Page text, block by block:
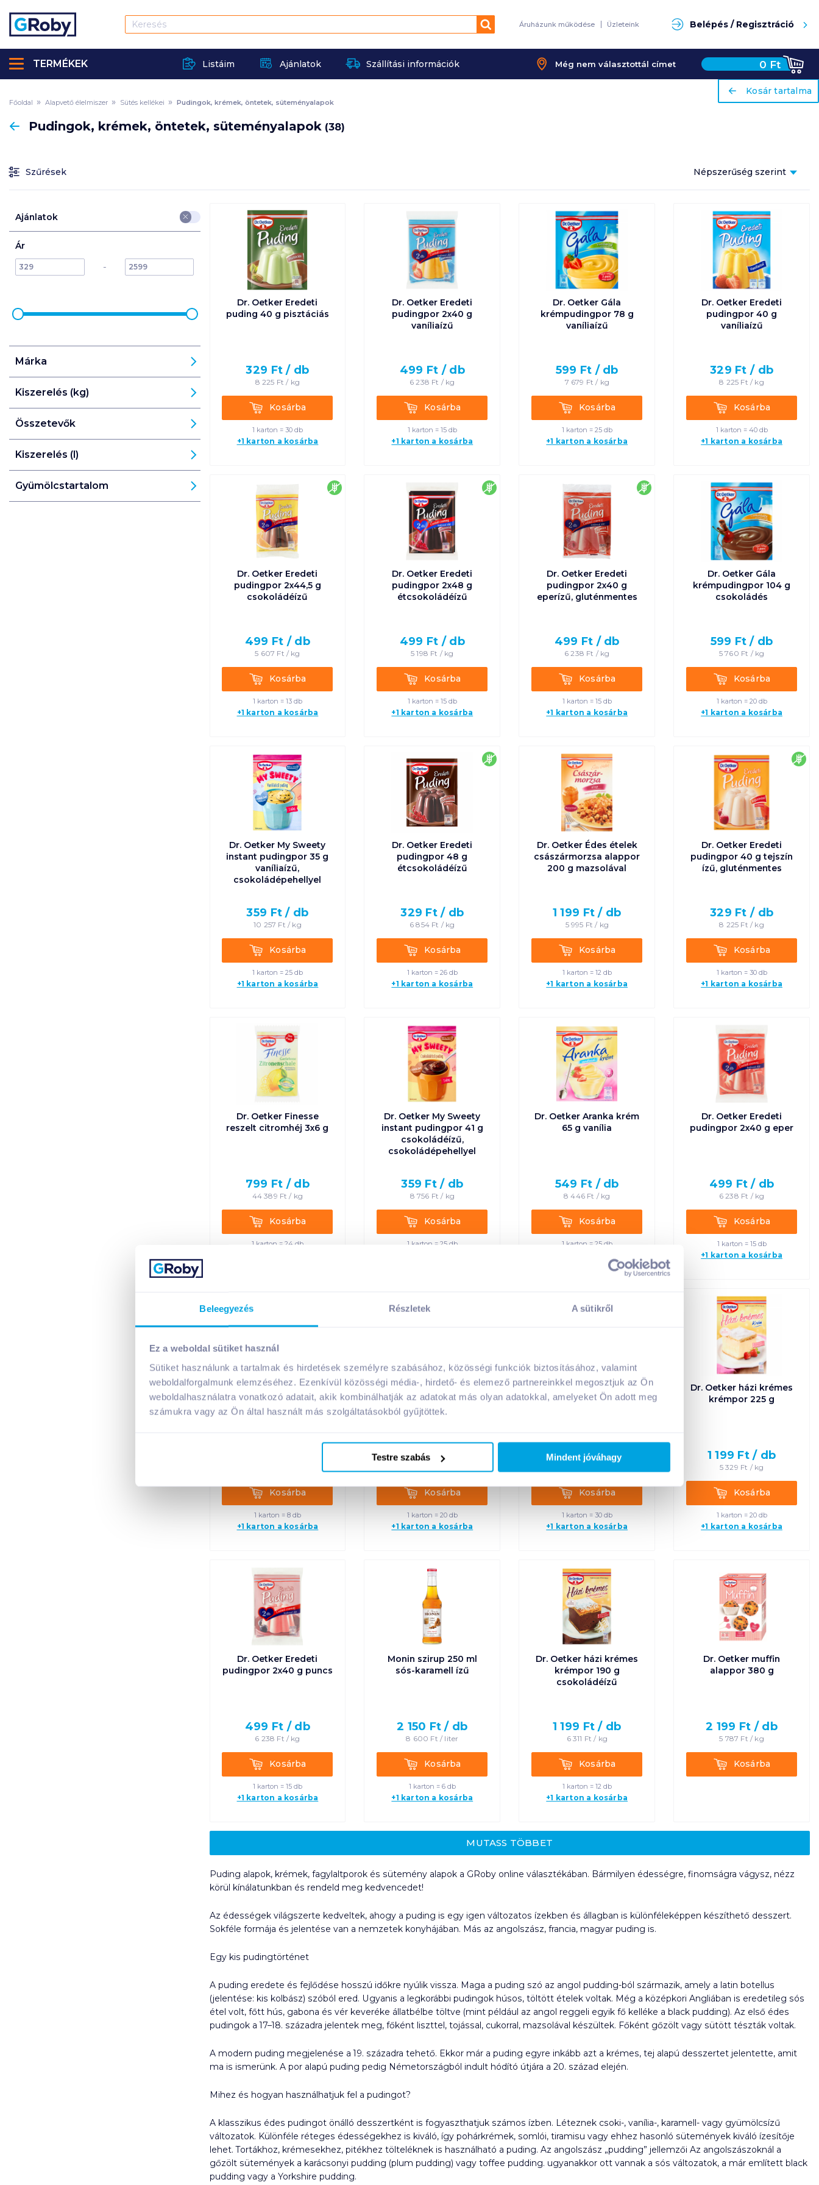
Beleegyezés Részletek A sütikről
Ez a weboldal sütiket használ
Sütiket használunk a tartalmak és hirdetések személyre szabásához, közösségi funkciók biztosításához, valamint
weboldalforgalmunk elemzéséhez. Ezenkívül közösségi média-, hirdető- és elemező partnereinkkel megosztjuk az Ön
weboldalhasználatra vonatkozó adatait, akik kombinálhatják az adatokat más olyan adatokkal, amelyeket Ön adott meg
számukra vagy az Ön által használt más szolgáltatásokból gyűjtöttek.
Testre szabás Mindent jóváhagy
Keresés Áruházunk működése Üzleteink Belépés / Regisztráció
Listáim Ajánlatok Szállítási információk Még nem választottál címet 0 Ft
TERMÉKEK
ariaLabel
Kosár tartalma
A kosarad jelenleg üres.
Adj hozzá termékeket!
Főoldal Alapvető élelmiszer Sütés kellékei Pudingok, krémek, öntetek, süteményalapok
VisszaPudingok, krémek, öntetek, süteményalapok (38)
Szűrések Népszerűség szerint
Ár szerint növekvő
Ár szerint csökkenő
növekvő
Termék neve A-Z
Termék neve Z-A
Ajánlatok
Ár
min max
- max
Márka
Kiszerelés (kg)
Összetevők
Kiszerelés (l)
Gyümölcstartalom
Dr. Oetker Eredeti
puding 40 g pisztáciás
329 Ft / db
8 225 Ft / kg
KosárbaKosárba
1 karton = 30 db
+1 karton a kosárba
Dr. Oetker Eredeti
pudingpor 2x40 g
vaníliaízű
499 Ft / db
6 238 Ft / kg
KosárbaKosárba
1 karton = 15 db
+1 karton a kosárba
Dr. Oetker Gála
krémpudingpor 78 g
vaníliaízű
599 Ft / db
7 679 Ft / kg
KosárbaKosárba
1 karton = 25 db
+1 karton a kosárba
Dr. Oetker Eredeti
pudingpor 40 g
vaníliaízű
329 Ft / db
8 225 Ft / kg
KosárbaKosárba
1 karton = 40 db
+1 karton a kosárba
gluténmentes
Dr. Oetker Eredeti
pudingpor 2x44,5 g
csokoládéízű
499 Ft / db
5 607 Ft / kg
KosárbaKosárba
1 karton = 13 db
+1 karton a kosárba
gluténmentes
Dr. Oetker Eredeti
pudingpor 2x48 g
étcsokoládéízű
499 Ft / db
5 198 Ft / kg
KosárbaKosárba
1 karton = 15 db
+1 karton a kosárba
gluténmentes
Dr. Oetker Eredeti
pudingpor 2x40 g
eperízű, gluténmentes
499 Ft / db
6 238 Ft / kg
KosárbaKosárba
1 karton = 15 db
+1 karton a kosárba
Dr. Oetker Gála
krémpudingpor 104 g
csokoládés
599 Ft / db
5 760 Ft / kg
KosárbaKosárba
1 karton = 20 db
+1 karton a kosárba
Dr. Oetker My Sweety
instant pudingpor 35 g
vaníliaízű,
csokoládépehellyel
359 Ft / db
10 257 Ft / kg
KosárbaKosárba
1 karton = 25 db
+1 karton a kosárba
gluténmentes
Dr. Oetker Eredeti
pudingpor 48 g
étcsokoládéízű
329 Ft / db
6 854 Ft / kg
KosárbaKosárba
1 karton = 26 db
+1 karton a kosárba
Dr. Oetker Édes ételek
császármorzsa alappor
200 g mazsolával
1 199 Ft / db
5 995 Ft / kg
KosárbaKosárba
1 karton = 12 db
+1 karton a kosárba
Dr. Oetker Eredeti
pudingpor 40 g tejszín
ízű, gluténmentes
329 Ft / db
8 225 Ft / kg
KosárbaKosárba
1 karton = 30 db
+1 karton a kosárba
Dr. Oetker Finesse
reszelt citromhéj 3x6 g
799 Ft / db
44 389 Ft / kg
KosárbaKosárba
1 karton = 24 db
Dr. Oetker My Sweety
instant pudingpor 41 g
csokoládéízű,
csokoládépehellyel
359 Ft / db
8 756 Ft / kg
KosárbaKosárba
1 karton = 25 db
Dr. Oetker Aranka krém
65 g vanília
549 Ft / db
8 446Ft / kg
KosárbaKosárba
1 karton = 25 db
Dr. Oetker Eredeti
pudingpor 2x40 g eper
499 Ft / db
6 238 Ft / kg
KosárbaKosárba
1 karton = 15 db
+1 karton a kosárba
Nestlé Nesquik szirup
zsírszegény kakaóporral
403 g
KosárbaKosárba
1 karton = 8 db
+1 karton a kosárba
Dr. Oetker tiramisu
krémpor 68 g
899Ft /
KosárbaKosárba
1 karton = 20 db
+1 karton a kosárba
Dr. Oetker Eredeti
pudingpor 40 g puncs
329Ft /db
KosárbaKosárba
1 karton = 30 db
+1 karton a kosárba
Dr. Oetker házi krémes
krémpor 225 g
1 199 Ft / db
5 329 Ft / kg
KosárbaKosárba
1 karton = 20 db
+1 karton a kosárba
Dr. Oetker Eredeti
pudingpor 2x40 g puncs
499 Ft / db
6 238 Ft / kg
KosárbaKosárba
1 karton = 15 db
+1 karton a kosárba
Monin szirup 250 ml
sós-karamell ízű
2 150 Ft / db
8 600 Ft / liter
KosárbaKosárba
1 karton = 6 db
+1 karton a kosárba
Dr. Oetker házi krémes
krémpor 190 g
csokoládéízű
1 199 Ft / db
6 311 Ft / kg
KosárbaKosárba
1 karton = 12 db
+1 karton a kosárba
Dr. Oetker muffin
alappor 380 g
2 199 Ft / db
5 787 Ft / kg
KosárbaKosárba
MUTASS TÖBBET
Puding alapok, krémek, fagylaltporok és sütemény alapok a GRoby online választékában. Bármilyen édességre, finomságra vágysz, nézz
körül kínálatunkban és rendeld meg kedvencedet!
Az édességek világszerte kedveltek, ahogy a puding is egy igen változatos ízekben és állagban is különféleképpen készíthető desszert.
Sokféle formája és jelentése van a nemzetek konyhájában. Más az angolszász, francia, magyar puding is.
Egy kis pudingtörténet
A puding eredete és fejlődése hosszú időkre nyúlik vissza. Maga a puding szó az angol pudding-ból származik, amely a latin botellus
(jelentése: kis kolbász) szóból ered. Ugyanis a legkorábbi pudingok húsos, töltött ételek voltak. Még a középkori Angliában is eredetileg sós
étel volt, főtt hús, gabona és vér keveréke állatbélbe töltve (mint például az angol reggeli egyik fő kelléke a black pudding). Az első édes
pudingok a 17–18. századra jelentek meg, főként liszttel, tojással, cukorral, mazsolával készültek. Főként gőzölt vagy sütött tészták voltak.
A modern puding megjelenése a 19. századra tehető. Ekkor már a puding egyre inkább azt a krémes, tej alapú desszertet jelentette, amit
ma is ismerünk. A por alapú puding pedig Németországból indult hódító útjára a 20. század elején.
Mihez és hogyan használhatjuk fel a pudingot?
A klasszikus édes pudingot önálló desszertként is fogyaszthatjuk számos ízben. Léteznek csoki-, vanília-, karamell- vagy gyümölcsízű
változatok. Különféle réteges édességekhez is kiváló, így pohárkrémek, somlói, tiramisu vagy ehhez hasonló sütemények kiváló ízesítője
lehet. Tortákhoz, krémesekhez, pitékhez tölteléknek is használható a puding. Az angolszász „pudding” jellemzői Az angolszászoknál a
gőzölt sütemények a karácsonyi pudding (plum pudding) vagy toffee pudding. ugyanakkor ott vannak a sós változatok, a már említett black
pudding vagy a Yorkshire pudding.